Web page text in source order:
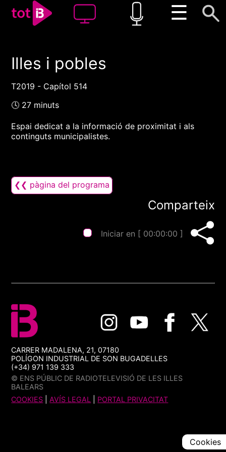
☰
00:00 00:00
1x
Illes i pobles
T2019 - Capítol 514
🕓 27 minuts
Espai dedicat a la informació de proximitat i als
continguts municipalistes.
❮❮ pàgina del programa
Comparteix
Iniciar en [ 00:00:00 ]
CARRER MADALENA, 21, 07180
POLÍGON INDUSTRIAL DE SON BUGADELLES
(+34) 971 139 333
© ENS PÚBLIC DE RADIOTELEVISIÓ DE LES ILLES
BALEARS
COOKIES |AVÍS LEGAL PORTAL PRIVACITAT
Cookies